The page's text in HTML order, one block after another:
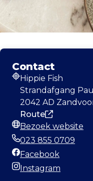
Contact
Adres
Hippie Fish
Strandafgang
2042 AD
Route
Website
Bezoek website
Telefoonnummer
023 855 0709
Facebook
Facebook
Instagram
Instagram